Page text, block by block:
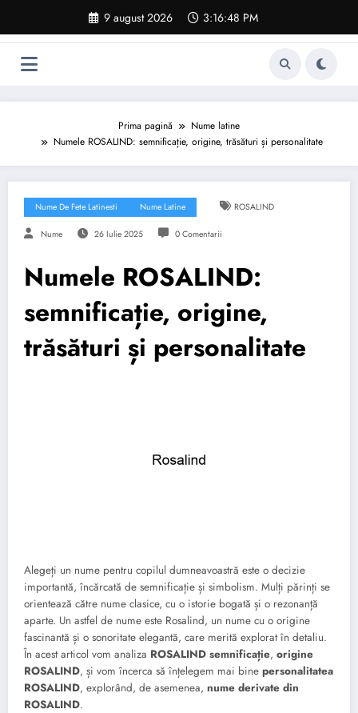
conținut
9 august 2026 3:16:49 PM
Prima pagină
Nume latine
Numele ROSALIND: semnificație, origine, trăsături și personalitate
Nume De Fete Latinesti Nume Latine ROSALIND
Nume 26 Iulie 2025 0 Comentarii
Numele ROSALIND:
semnificație, origine,
trăsături și personalitate
Alegeți un nume pentru copilul dumneavoastră este o decizie
importantă, încărcată de semnificație și simbolism. Mulți părinți se
orientează către nume clasice, cu o istorie bogată și o rezonanță
aparte. Un astfel de nume este Rosalind, un nume cu o origine
fascinantă și o sonoritate elegantă, care merită explorat în detaliu.
În acest articol vom analiza ROSALIND semnificație, origine
ROSALIND, și vom încerca să înțelegem mai bine personalitatea
ROSALIND, explorând, de asemenea, nume derivate din
ROSALIND.